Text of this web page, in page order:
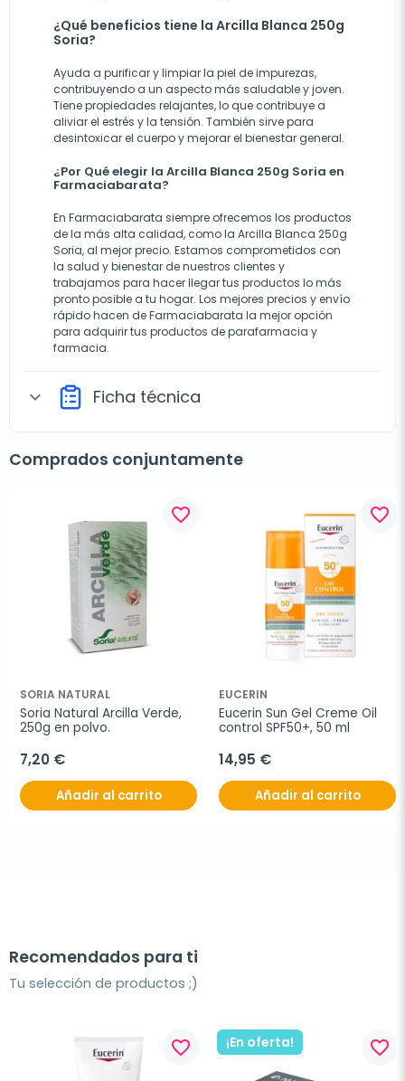
¿Qué beneficios tiene la Arcilla Blanca 250g
Soria?
Ayuda a purificar y limpiar la piel de impurezas,
contribuyendo a un aspecto más saludable y joven.
Tiene propiedades relajantes, lo que contribuye a
aliviar el estrés y la tensión. También sirve para
desintoxicar el cuerpo y mejorar el bienestar general.
¿Por Qué elegir la Arcilla Blanca 250g Soria en
Farmaciabarata?
En Farmaciabarata siempre ofrecemos los productos
de la más alta calidad, como la Arcilla Blanca 250g
Soria, al mejor precio. Estamos comprometidos con
la salud y bienestar de nuestros clientes y
trabajamos para hacer llegar tus productos lo más
pronto posible a tu hogar. Los mejores precios y envío
rápido hacen de Farmaciabarata la mejor opción
para adquirir tus productos de parafarmacia y
farmacia.
expand_more Ficha técnica
Comprados conjuntamente
favorite_border
SORIA NATURAL
Soria Natural Arcilla Verde,
250g en polvo.
7,20 €
Añadir al carrito
favorite_border
EUCERIN
Eucerin Sun Gel Creme Oil
control SPF50+, 50 ml
14,95 €
Añadir al carrito
Recomendados para ti
Tu selección de productos ;)
favorite_border ¡En oferta! favorite_border